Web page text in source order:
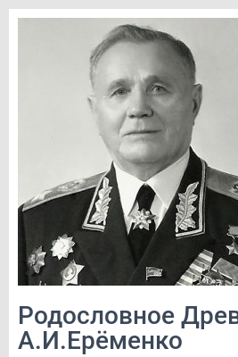
Родословное
А.И.Ерёменко